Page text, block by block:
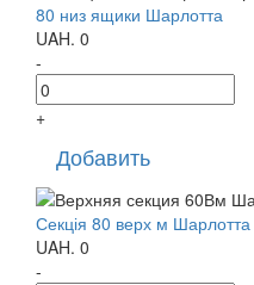
80 низ ящики Шарлотта
UAH. 0
-
+
Добавить
Секція 80 верх м Шарлотта
UAH. 0
-